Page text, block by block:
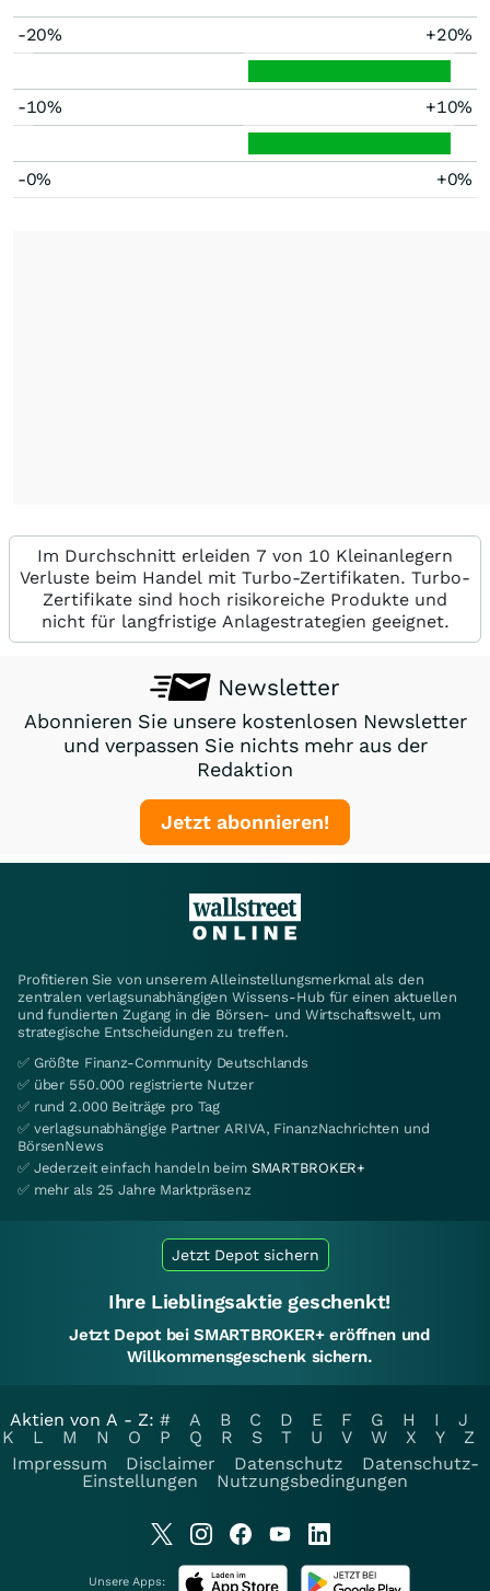
-20% +20%
-10% +10%
-0% +0%
Im Durchschnitt erleiden 7 von 10 Kleinanlegern
Verluste beim Handel mit Turbo-Zertifikaten. Turbo-
Zertifikate sind hoch risikoreiche Produkte und
nicht für langfristige Anlagestrategien geeignet.
Newsletter
Abonnieren Sie unsere kostenlosen Newsletter
und verpassen Sie nichts mehr aus der
Redaktion
Jetzt abonnieren!
Profitieren Sie von unserem Alleinstellungsmerkmal als den
zentralen verlagsunabhängigen Wissens-Hub für einen aktuellen
und fundierten Zugang in die Börsen- und Wirtschaftswelt, um
strategische Entscheidungen zu treffen.
✅ Größte Finanz-Community Deutschlands
✅ über 550.000 registrierte Nutzer
✅ rund 2.000 Beiträge pro Tag
✅ verlagsunabhängige Partner ARIVA, FinanzNachrichten und
BörsenNews
✅ Jederzeit einfach handeln beim SMARTBROKER+
✅ mehr als 25 Jahre Marktpräsenz
Jetzt Depot sichern
Ihre Lieblingsaktie geschenkt!
Jetzt Depot bei SMARTBROKER+ eröffnen und
Willkommensgeschenk sichern.
Aktien von A - Z: # A B C D E F G H I
J
K
L M N O P Q R S T U V W X Y
Z
Impressum
Disclaimer Datenschutz
Datenschutz-
Einstellungen
Nutzungsbedingungen
Unsere Apps: